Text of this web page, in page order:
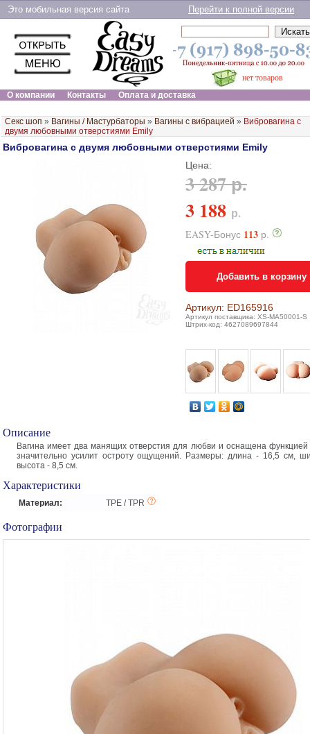
Это мобильная версия сайта Перейти к полной версии
нет товаров
О компании
Контакты Оплата и доставка
Секс шоп » Вагины / Мастурбаторы » Вагины с вибрацией » Вибровагина с
двумя любовными отверстиями Emily
Вибровагина с двумя любовными отверстиями Emily
Цена:
3 287 р.
3 188 р.
EASY-Бонус 113 р.
Добавить в корзину
Артикул: ED165916
Артикул поставщика: XS-MA50001-S
Штрих-код: 4627089697844
Описание
Вагина имеет два манящих отверстия для любви и оснащена функцией
значительно усилит остроту ощущений. Размеры: длина - 16,5 см,
высота - 8,5 см.
Характеристики
Материал: TPE / TPR
Фотографии